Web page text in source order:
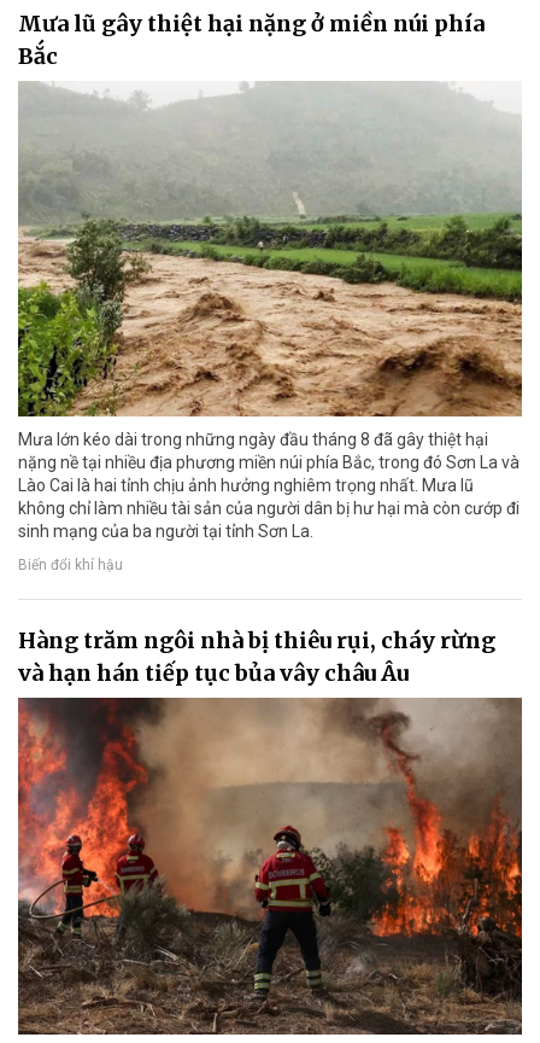
Mưa lũ gây thiệt hại nặng ở miền núi phía
Bắc
Mưa lớn kéo dài trong những ngày đầu tháng 8 đã gây thiệt hại
nặng nề tại nhiều địa phương miền núi phía Bắc, trong đó Sơn La và
Lào Cai là hai tỉnh chịu ảnh hưởng nghiêm trọng nhất. Mưa lũ
không chỉ làm nhiều tài sản của người dân bị hư hại mà còn cướp đi
sinh mạng của ba người tại tỉnh Sơn La.
Biến đổi khí hậu
Hàng trăm ngôi nhà bị thiêu rụi, cháy rừng
và hạn hán tiếp tục bủa vây châu Âu